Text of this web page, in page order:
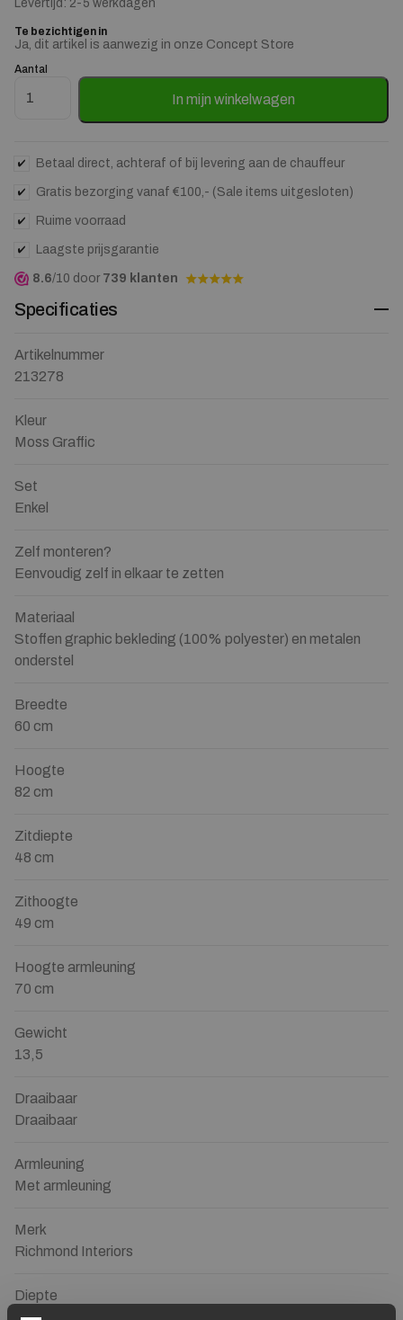
Levertijd: 2-5 werkdagen
Te bezichtigen in
Ja, dit artikel is aanwezig in onze Concept Store
Aantal
Draaibare Eetkamerstoel Milly Graffic kleur Moss aantal
In mijn winkelwagen
Betaal direct, achteraf of bij levering aan de chauffeur
Gratis bezorging vanaf €100,- (Sale items uitgesloten)
Ruime voorraad
Laagste prijsgarantie
8.6/10 door 739 klanten
Specificaties
Artikelnummer
213278
Kleur
Moss Graffic
Set
Enkel
Zelf monteren?
Eenvoudig zelf in elkaar te zetten
Materiaal
Stoffen graphic bekleding (100% polyester) en metalen
onderstel
Breedte
60 cm
Hoogte
82 cm
Zitdiepte
48 cm
Zithoogte
49 cm
Hoogte armleuning
70 cm
Gewicht
13,5
Draaibaar
Draaibaar
Armleuning
Met armleuning
Merk
Richmond Interiors
Diepte
64 cm